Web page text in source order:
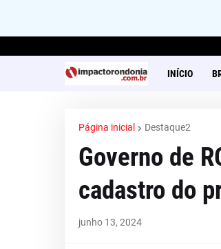
INÍCIO
Página inicial Destaque2
Governo de
cadastro do
junho 13, 2024